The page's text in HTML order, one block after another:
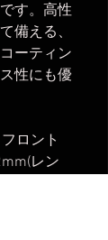
す。高性
備える、
ーティン
性にも優
ロント
レン